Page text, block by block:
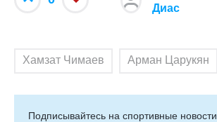
Диас
Хамзат Чимаев Арман Царукян
Подписывайтесь на cпортивные новости